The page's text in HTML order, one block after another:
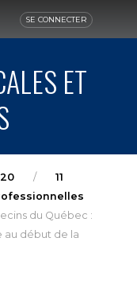
SE CONNECTER
ET
11
du Québec :
au début de la